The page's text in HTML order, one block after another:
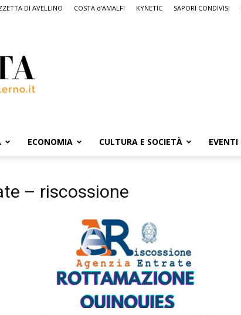
DI AVELLINO COSTA d’AMALFI KYNETIC SAPORI CONDIVISI
ECONOMIA CULTURA E SOCIETÀ EVENTI
– riscossione